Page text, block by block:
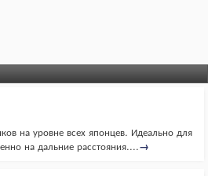
на уровне всех японцев. Идеально для
на дальние расстояния....→